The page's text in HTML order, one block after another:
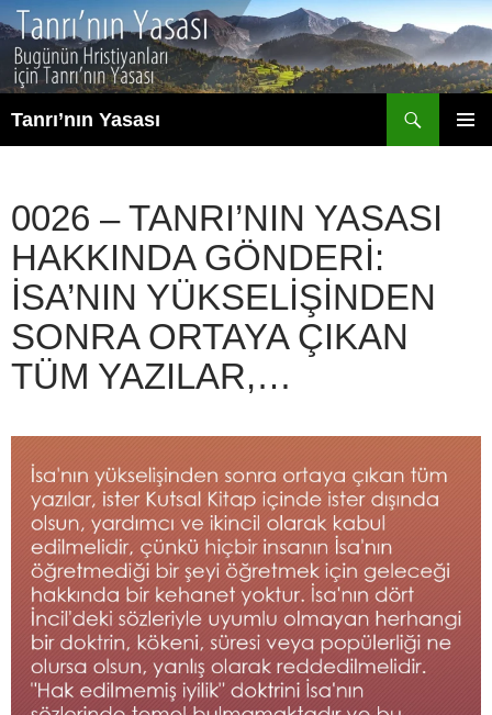
İçeriğe
atla
Tanrı’nın Yasası
0026 – TANRI’NIN YASASI
HAKKINDA GÖNDERI:
İSA’NIN YÜKSELIŞINDEN
SONRA ORTAYA ÇIKAN
TÜM YAZILAR,…